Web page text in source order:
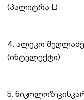
(პალიტრა L)
4. ალეკო
(ინტელექტი)
5. ნიკოლოზ